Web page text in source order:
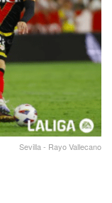
Sevilla - Rayo Vallecano